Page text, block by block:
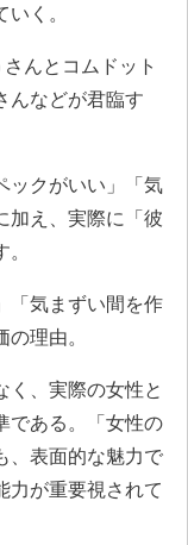
く。
んとコムドット
んなどが君臨す
ックがいい」「気
加え、実際に「彼
「気まずい間を作
理由。
く、実際の女性と
である。「女性の
、表面的な魅力で
力が重要視されて